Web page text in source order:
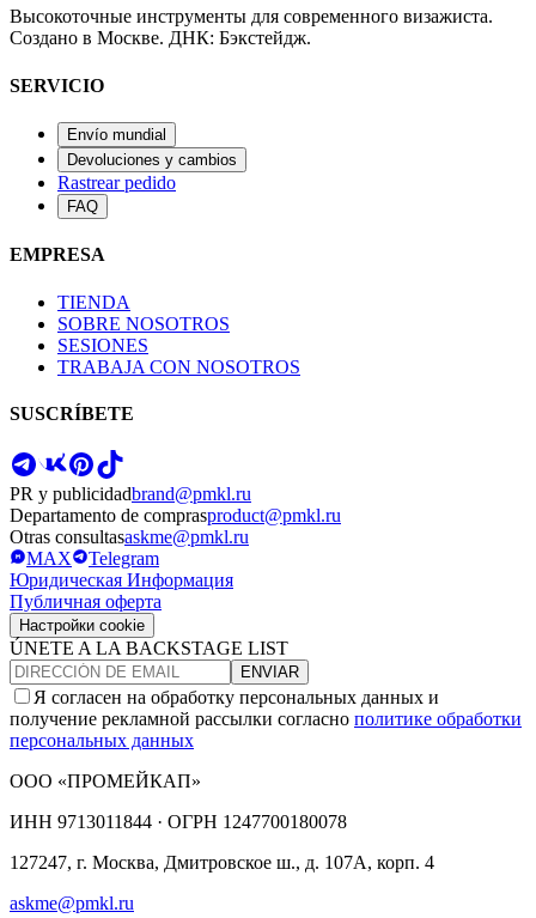
Высокоточные инструменты для современного визажиста.
Создано в Москве. ДНК: Бэкстейдж.
SERVICIO
Envío mundial
Devoluciones y cambios
Rastrear pedido
FAQ
EMPRESA
TIENDA
SOBRE NOSOTROS
SESIONES
TRABAJA CON NOSOTROS
SUSCRÍBETE
PR y publicidadbrand@pmkl.ru
Departamento de comprasproduct@pmkl.ru
Otras consultasaskme@pmkl.ru
MAX
Telegram
Юридическая Информация
Публичная оферта
Настройки cookie
ÚNETE A LA BACKSTAGE LIST
ENVIAR
Я согласен на обработку персональных данных и
получение рекламной рассылки согласно политике обработки
персональных данных
ООО «ПРОМЕЙКАП»
ИНН 9713011844 · ОГРН 1247700180078
127247, г. Москва, Дмитровское ш., д. 107А, корп. 4
askme@pmkl.ru